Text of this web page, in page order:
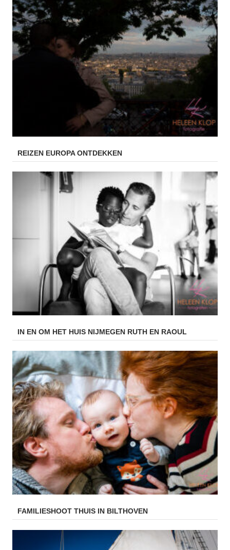
REIZEN EUROPA ONTDEKKEN
IN EN OM HET HUIS NIJMEGEN RUTH EN RAOUL
FAMILIESHOOT THUIS IN BILTHOVEN